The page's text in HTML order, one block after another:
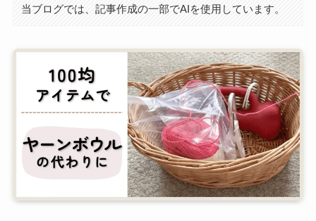
当ブログでは、記事作成の一部でAIを使用しています。